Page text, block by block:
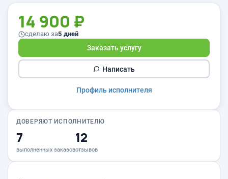
14 900 ₽
сделаю за5 дней
Заказать услугу
Написать
Профиль исполнителя
ДОВЕРЯЮТ ИСПОЛНИТЕЛЮ
7
выполненных заказов
12
отзывов